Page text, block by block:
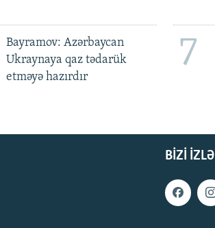
Bayramov: Azərbaycan
Ukraynaya qaz tədarük
etməyə hazırdır
7
BIZI IZLƏ